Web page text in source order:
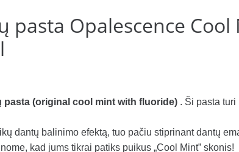
pasta Opalescence
pasta(original cool mint with fluoride) . Ši pasta
dantų balinimo efektą, tuo pačiu stiprinant dantų
kad jums tikrai patiks puikus „Cool Mint” skonis!